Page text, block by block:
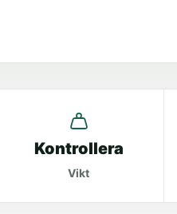
Kontrollera
Vikt